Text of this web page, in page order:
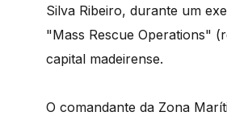
Silva Ribeiro, durante um
"Mass Rescue Operations"
capital madeirense.
O comandante da Zona